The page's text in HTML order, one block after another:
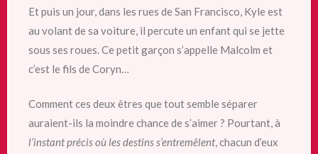
Et puis un jour, dans les rues de San Francisco, Kyle est
au volant de sa voiture, il percute un enfant qui se jette
sous ses roues. Ce petit garçon s’appelle Malcolm et
c’est le fils de Coryn…
Comment ces deux êtres que tout semble séparer
auraient-ils la moindre chance de s’aimer ? Pourtant, à
l’instant précis où les destins s’entremêlent, chacun d’eux